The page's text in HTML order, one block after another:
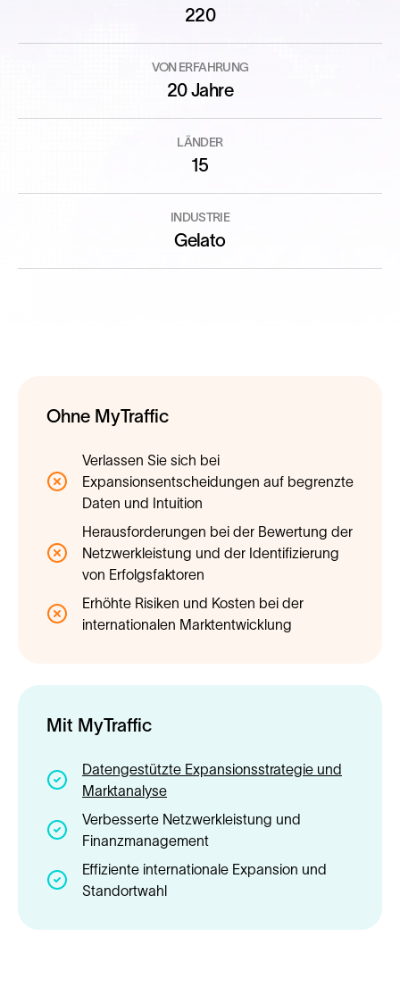
220
VON ERFAHRUNG
20 Jahre
LÄNDER
15
INDUSTRIE
Gelato
Ohne MyTraffic
Verlassen Sie sich bei
Expansionsentscheidungen auf begrenzte
Daten und Intuition
Herausforderungen bei der Bewertung der
Netzwerkleistung und der Identifizierung
von Erfolgsfaktoren
Erhöhte Risiken und Kosten bei der
internationalen Marktentwicklung
Mit MyTraffic
Datengestützte Expansionsstrategie und
Marktanalyse
Verbesserte Netzwerkleistung und
Finanzmanagement
Effiziente internationale Expansion und
Standortwahl